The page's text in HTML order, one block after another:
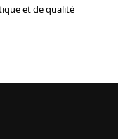
et de qualité